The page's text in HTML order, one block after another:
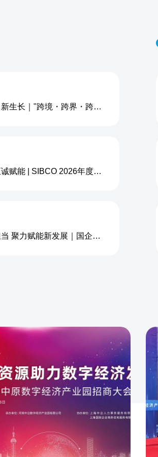
向内扎根，向新生长｜"跨境・跨界・跨周期企业内生力沙龙"成功举办
同心筑梦，至诚赋能 | SIBCO 2026年度团建活动圆满收官
积极履职显担当 聚力赋能新发展｜国企商务&中企人力出席上海现代服务业联合会第五届会员大会第三次会议暨2026服务业高质量发展大会